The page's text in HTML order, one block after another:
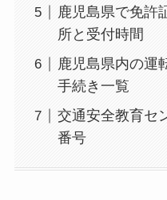
鹿児島県で免許
所と受付時間
鹿児島県内の運
手続き一覧
交通安全教育セ
番号